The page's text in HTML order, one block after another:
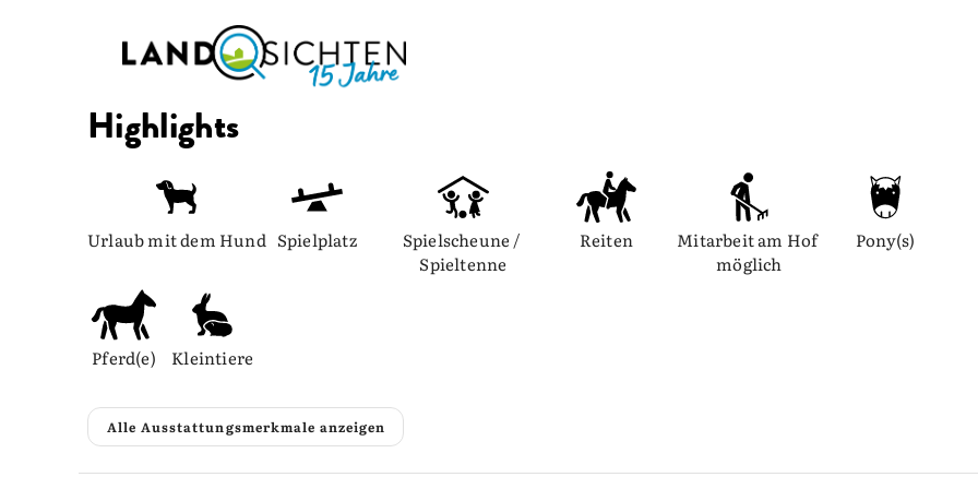
Highlights
Urlaub mit dem Hund Spielplatz
Spielscheune /
Spieltenne
Reiten
Mitarbeit am Hof
möglich
Pony(s)
Pferd(e) Kleintiere
Alle Ausstattungsmerkmale anzeigen